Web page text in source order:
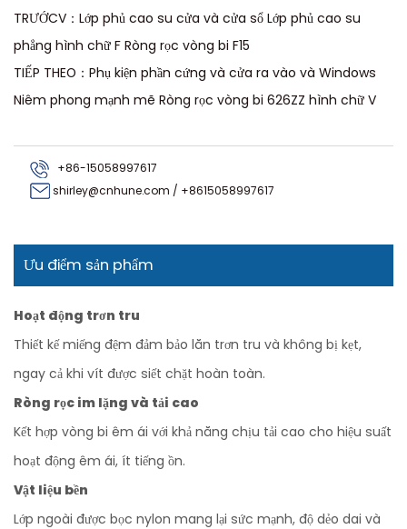
TRƯỚCV：Lớp phủ cao su cửa và cửa sổ Lớp phủ cao su
phẳng hình chữ F Ròng rọc vòng bi F15
TIẾP THEO：Phụ kiện phần cứng và cửa ra vào và Windows
Niêm phong mạnh mẽ Ròng rọc vòng bi 626ZZ hình chữ V
+86-15058997617
shirley@cnhune.com / +8615058997617
Ưu điểm sản phẩm
Hoạt động trơn tru
Thiết kế miếng đệm đảm bảo lăn trơn tru và không bị kẹt,
ngay cả khi vít được siết chặt hoàn toàn.
Ròng rọc im lặng và tải cao
Kết hợp vòng bi êm ái với khả năng chịu tải cao cho hiệu suất
hoạt động êm ái, ít tiếng ồn.
Vật liệu bền
Lớp ngoài được bọc nylon mang lại sức mạnh, độ dẻo dai và